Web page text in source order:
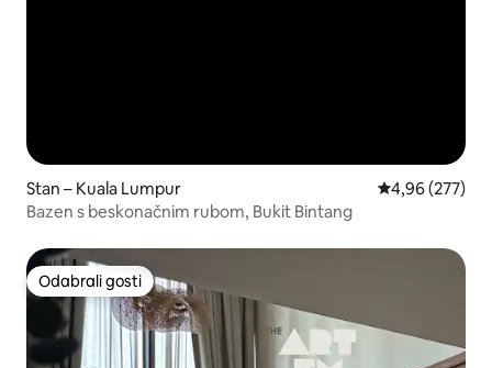
Stan – Kuala Lumpur Prosječna
4,96 (277)
Bazen s beskonačnim rubom, Bukit Bintang
Odabrali gosti
Odabrali gosti